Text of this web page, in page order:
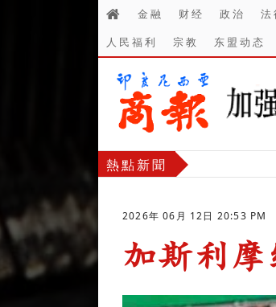
金融 财经 政治 法
人民福利
宗教 东盟动态
熱點新聞
2026年 06月 12日 20:53 PM
加斯利